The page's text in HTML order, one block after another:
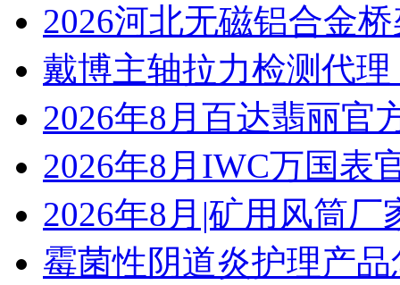
2026河北无磁铝合金
戴博主轴拉力检测代
2026年8月百达翡丽官
2026年8月IWC万国表
2026年8月|矿用风筒厂
霉菌性阴道炎护理产